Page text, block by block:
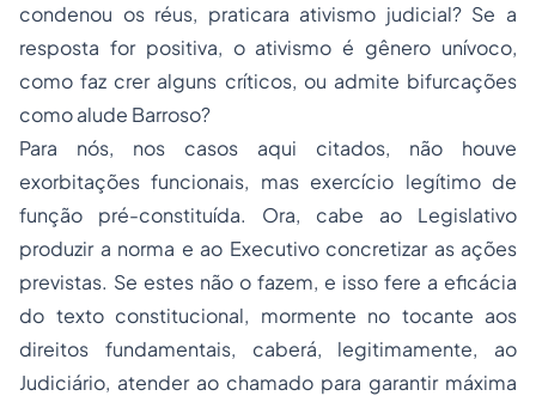
condenou os réus, praticara ativismo judicial? Se a
resposta for positiva, o ativismo é gênero unívoco,
como faz crer alguns críticos, ou admite bifurcações
como alude Barroso?
Para nós, nos casos aqui citados, não houve
exorbitações funcionais, mas exercício legítimo de
função pré-constituída. Ora, cabe ao Legislativo
produzir a norma e ao Executivo concretizar as ações
previstas. Se estes não o fazem, e isso fere a eficácia
do texto constitucional, mormente no tocante aos
direitos fundamentais, caberá, legitimamente, ao
Judiciário, atender ao chamado para garantir máxima